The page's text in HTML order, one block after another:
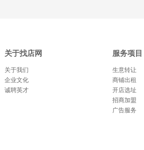
关于找店网
关于我们
企业文化
诚聘英才
服务项目
生意转让
商铺出租
开店选址
招商加盟
广告服务